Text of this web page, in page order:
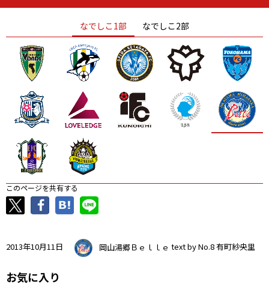
ニッパツ
ニッパツ 名古屋
石人の星
静岡 愛媛Ｌ
なでしこ1部 なでしこ2部
このページを共有する
2013年10月11日 岡山湯郷Ｂｅｌｌｅ text by No.8 有町紗央里
お気に入り